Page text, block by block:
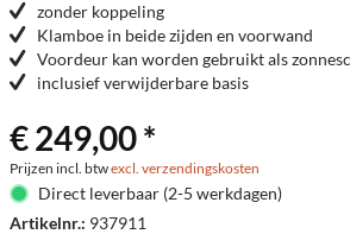
zonder koppeling
Klamboe in beide zijden en voorwand
Voordeur kan worden gebruikt als
inclusief verwijderbare basis
€ 249,00 *
Prijzen incl. btwexcl. verzendingskosten
Direct leverbaar (2-5 werkdagen)
Artikelnr.: 937911